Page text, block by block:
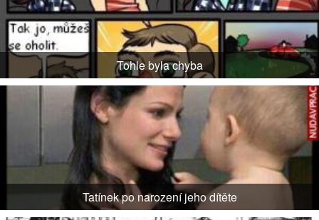
Tohle byla chyba
Tatínek po narození jeho dítěte